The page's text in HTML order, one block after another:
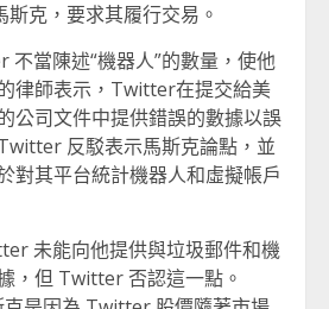
克，要求其履行交易。
當陳述“機器人”的數量，使他
律師表示，Twitter在提交給美
公司文件中提供錯誤的數據以誤
反駁表示馬斯克論點，並
對其平台統計機器人和虛擬帳戶
未能向他提供與垃圾郵件和機
，但 Twitter 否認這一點。